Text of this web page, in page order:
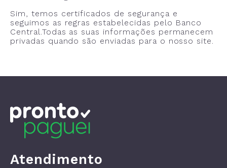
Sim, temos certificados de segurança e
seguimos as regras estabelecidas pelo Banco
Central.Todas as suas informações permanecem
privadas quando são enviadas para o nosso site.
Atendimento